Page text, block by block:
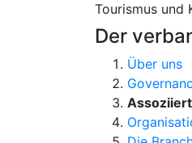
Tourismus und
Der
Über uns